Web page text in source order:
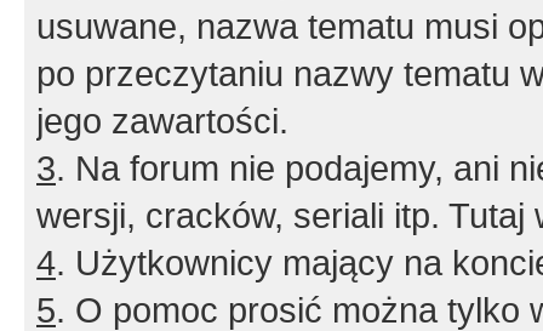
usuwane, nazwa tematu musi
po przeczytaniu nazwy tematu
jego zawartości.
3. Na forum nie podajemy, ani
wersji, cracków, seriali itp. Tutaj
4. Użytkownicy mający na
5. O pomoc prosić można tylko